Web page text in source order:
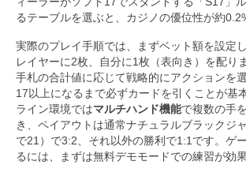
るテーブルを選ぶと、カジノの優位性が約
実際のプレイ手順では、まずベット額を設定
レイヤーに2枚、自分に1枚（表向き）を配り
手札の合計値に応じて戦略的にアクションを
17以上になるまで必ずカードを引くことが基
ライン環境ではマルチハンド機能で複数の手
き、ペイアウトは通常ナチュラルブラックジ
で21）で3:2、それ以外の勝利で1:1です。ゲ
るには、まずは無料デモモードでの練習が効